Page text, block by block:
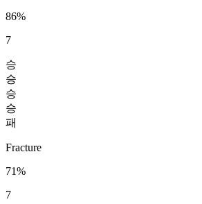
86%
7
승
승
승
승
패
Fracture
71%
7